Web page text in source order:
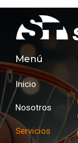
Menú
Inicio
Nosotros
Servicios